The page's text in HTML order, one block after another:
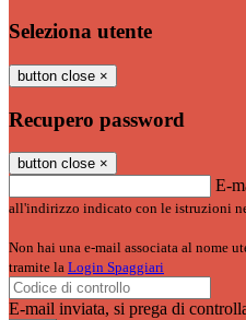
Seleziona utente
button close ×
Recupero password
button close ×
E-
all'indirizzo indicato con le istruzioni
Non hai una e-mail associata al nome
tramite la Login Spaggiari
E-mail inviata, si prega di